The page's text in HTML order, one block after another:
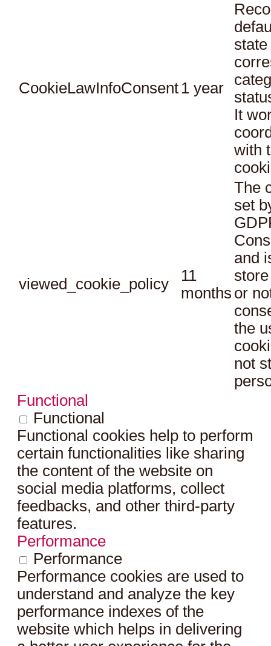
CookieLawInfoConsent 1 year
It
with
viewed_cookie_policy
11
months
The
set
and
or
the
not
Functional
Functional
Functional cookies help to perform
certain functionalities like sharing
the content of the website on
social media platforms, collect
feedbacks, and other third-party
features.
Performance
Performance
Performance cookies are used to
understand and analyze the key
performance indexes of the
website which helps in delivering